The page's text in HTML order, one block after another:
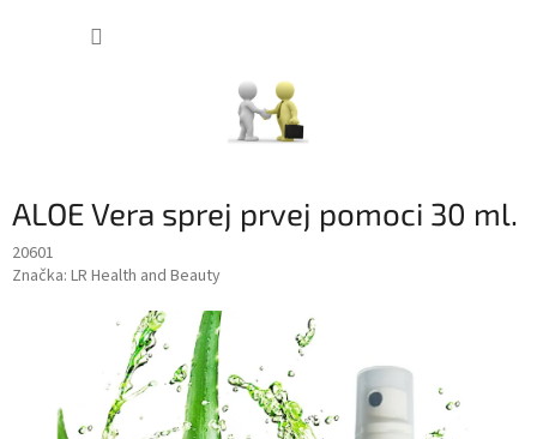
ALOE Vera sprej prvej pomoci 30 ml.
20601
Značka: LR Health and Beauty